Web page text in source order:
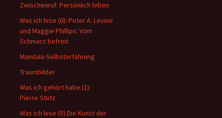
Zwischenruf: Persönlich leben
Was ich lese (6): Peter A. Levine
und Maggie Phillips: Vom
Schmerz befreit
Mandala-Selbsterfahrung
Traumbilder
Was ich gehört habe (1):
Pierre Stutz
Was ich lese (5) Die Kunst der